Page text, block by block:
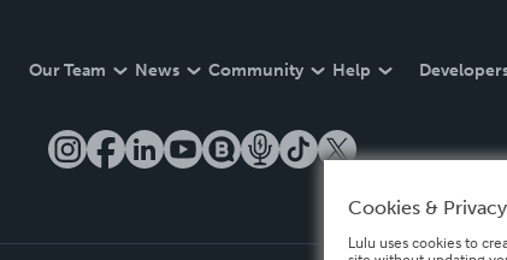
Our Team News Community Help
Cookies & Privacy
Lulu uses cookies to